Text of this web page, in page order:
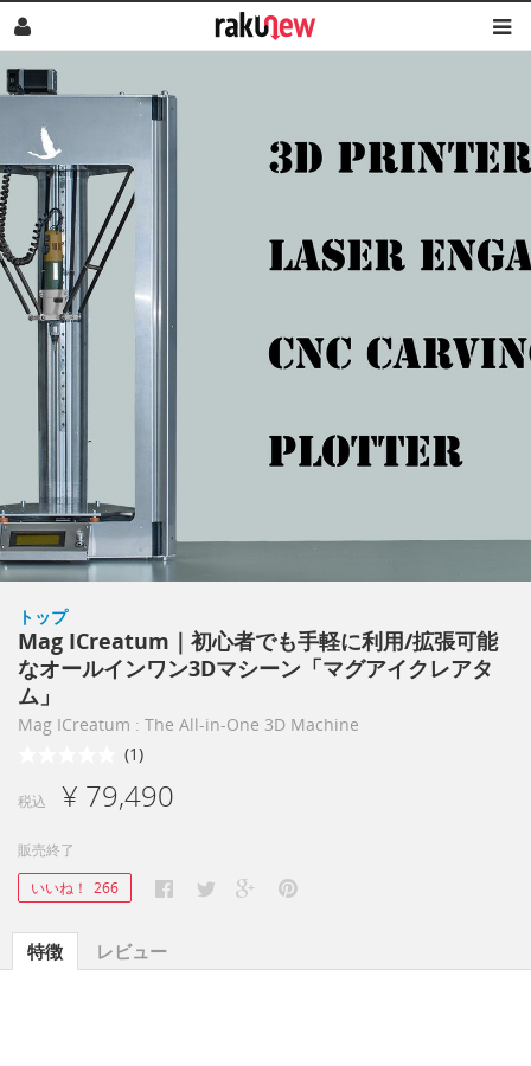
トップ
Mag ICreatum｜初心者でも手軽に利用/拡張可能
なオールインワン3Dマシーン「マグアイクレアタ
ム」
Mag ICreatum : The All-in-One 3D Machine
(1)
税込 ¥ 79,490
販売終了
いいね！ 266
特徴 レビュー